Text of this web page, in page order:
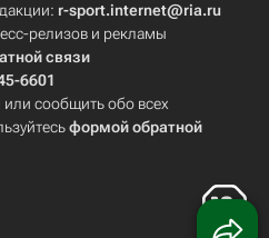
r-sport.internet@ria.ru
релизов и рекламы
связи
6601
или сообщить обо всех
формой обратной